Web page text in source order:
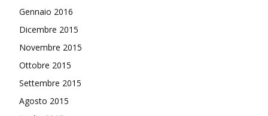
Gennaio 2016
Dicembre 2015
Novembre 2015
Ottobre 2015
Settembre 2015
Agosto 2015